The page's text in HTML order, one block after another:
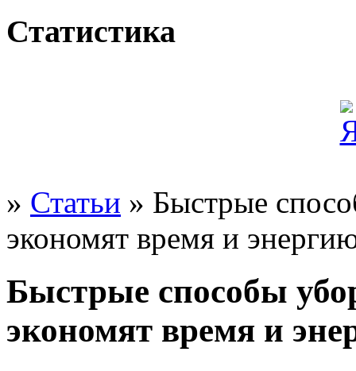
Статистика
» Статьи » Быстрые
экономят время и
Быстрые способы
экономят время и